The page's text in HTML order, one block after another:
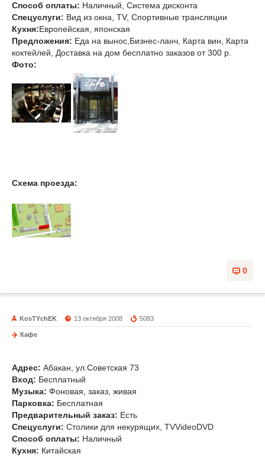
Способ оплаты: Наличный, Система дисконта
Спецуслуги: Вид из окна, TV, Спортивные трансляции
Кухня:Европейская, японская
Предложения: Еда на вынос,Бизнес-ланч, Карта вин, Карта
коктейлей, Доставка на дом бесплатно заказов от 300 р.
Фото:
Схема проезда:
0
KosTYchEK 13 октября 2008 5083
Кафе
Адрес: Абакан, ул.Советская 73
Вход: Бесплатный
Музыка: Фоновая, заказ, живая
Парковка: Бесплатная
Предварительный заказ: Есть
Спецуслуги: Столики для некурящих, TVVideoDVD
Способ оплаты: Наличный
Кухня: Китайская